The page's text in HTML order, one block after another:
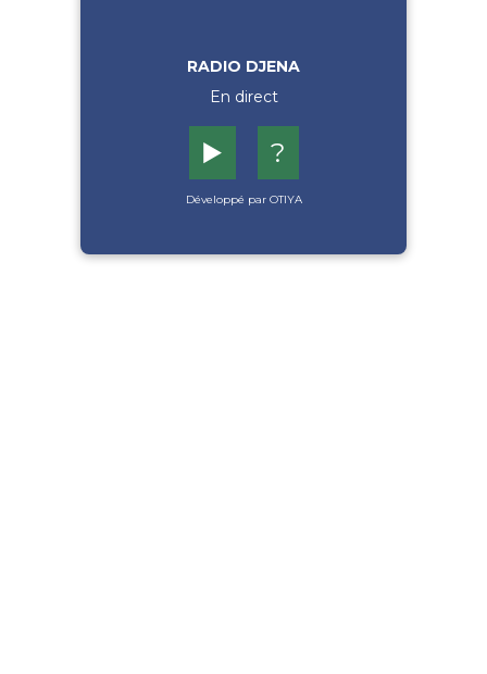
RADIO DJENA
En direct
▶️ ?
Développé par OTIYA